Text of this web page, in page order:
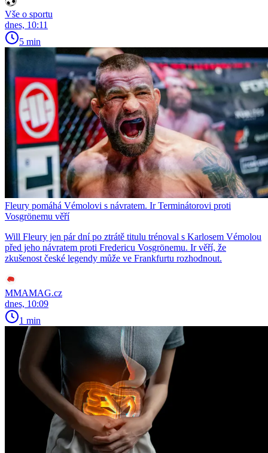
Vše o sportu
dnes, 10:11
5 min
Fleury pomáhá Vémolovi s návratem. Ir Terminátorovi proti
Vosgrönemu věří
Will Fleury jen pár dní po ztrátě titulu trénoval s Karlosem Vémolou
před jeho návratem proti Fredericu Vosgrönemu. Ir věří, že
zkušenost české legendy může ve Frankfurtu rozhodnout.
MMAMAG.cz
dnes, 10:09
1 min